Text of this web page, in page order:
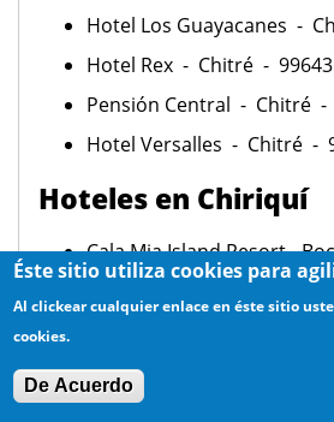
Hotel Los Guayacanes -
Hotel Rex - Chitré -
Pensión Central - Chitré -
Hotel Versalles - Chitré -
Hoteles en Chiriquí
Cala Mia Island Resort -
Brava - 851-0025
Bambito Forest Resort -
Cabañas Finca La
Éste sitio utiliza cookies para
Al clickear cualquier enlace en éste sitio
cookies.
De Acuerdo